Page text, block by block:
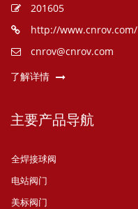
201605
http://www.cnrov.com/
cnrov@cnrov.com
了解详情
主要产品导航
全焊接球阀
电站阀门
美标阀门